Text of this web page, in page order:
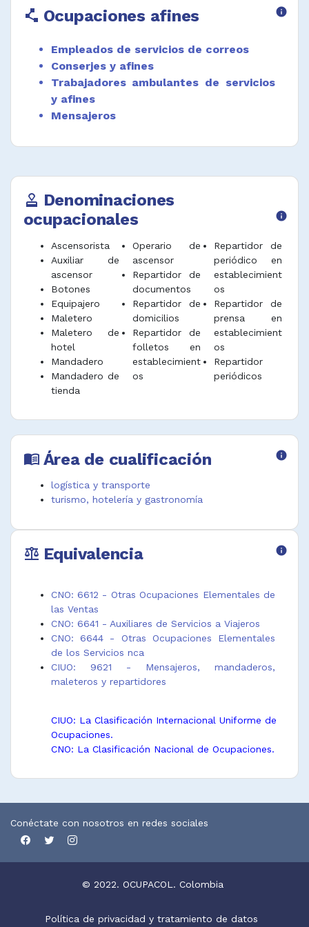
establecidos para transportar y facilitar el
acceso de personas y carga.
Desempeñar funciones afines.
polyline Ocupaciones afines info
Empleados de servicios de correos
Conserjes y afines
Trabajadores ambulantes de servicios
y afines
Mensajeros
approval Denominaciones
ocupacionales
info
Ascensorista
Auxiliar de
ascensor
Botones
Equipajero
Maletero
Maletero de
hotel
Mandadero
Mandadero de
tienda
Operario de
ascensor
Repartidor de
documentos
Repartidor de
domicilios
Repartidor de
folletos en
establecimient
os
Repartidor de
periódico en
establecimient
os
Repartidor de
prensa en
establecimient
os
Repartidor
periódicos
menu_book Área de cualificación info
logística y transporte
turismo, hotelería y gastronomía
balance Equivalencia info
CNO: 6612 - Otras Ocupaciones Elementales de
las Ventas
CNO: 6641 - Auxiliares de Servicios a Viajeros
CNO: 6644 - Otras Ocupaciones Elementales
de los Servicios nca
CIUO: 9621 - Mensajeros, mandaderos,
maleteros y repartidores
CIUO: La Clasificación Internacional Uniforme de
Ocupaciones.
CNO: La Clasificación Nacional de Ocupaciones.
Conéctate con nosotros en redes sociales
© 2022. OCUPACOL. Colombia
Política de privacidad y tratamiento de datos